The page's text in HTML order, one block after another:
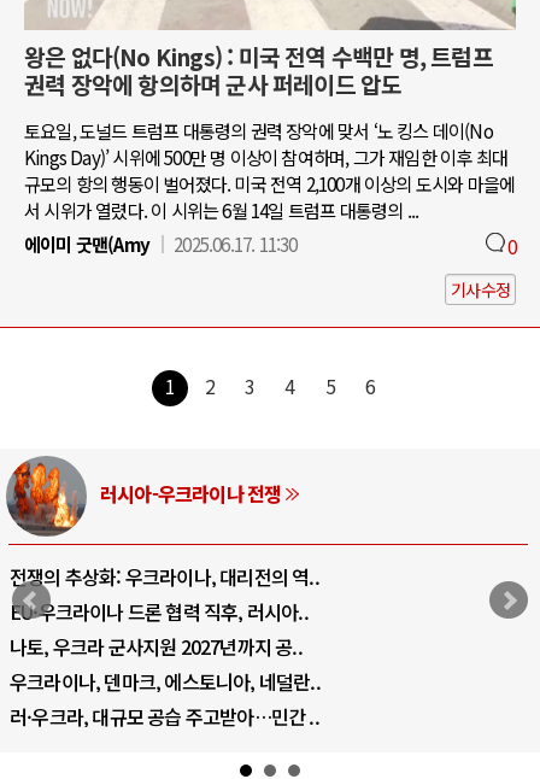
왕은 없다(No Kings) : 미국 전역 수백만 명, 트럼프
권력 장악에 항의하며 군사 퍼레이드 압도
토요일, 도널드 트럼프 대통령의 권력 장악에 맞서 ‘노 킹스 데이(No
Kings Day)’ 시위에 500만 명 이상이 참여하며, 그가 재임한 이후 최대
규모의 항의 행동이 벌어졌다. 미국 전역 2,100개 이상의 도시와 마을에
서 시위가 열렸다. 이 시위는 6월 14일 트럼프 대통령의 ...
에이미 굿맨(Amy
2025.06.17. 11:30 0
기사수정
1 2 3 4 5 6
러시아-우크라이나 전쟁
전쟁의 추상화: 우크라이나, 대리전의 역..
EU·우크라이나 드론 협력 직후, 러시아..
나토, 우크라 군사지원 2027년까지 공..
우크라이나, 덴마크, 에스토니아, 네덜란..
러·우크라, 대규모 공습 주고받아…민간 ..